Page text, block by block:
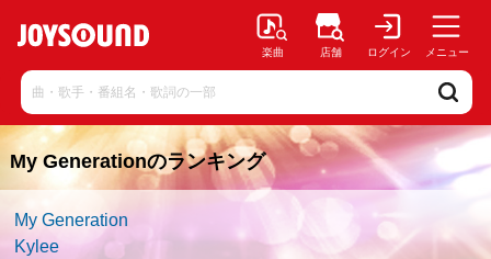
楽曲 店舗 ログイン メニュー
My Generationのランキング
My Generation
Kylee